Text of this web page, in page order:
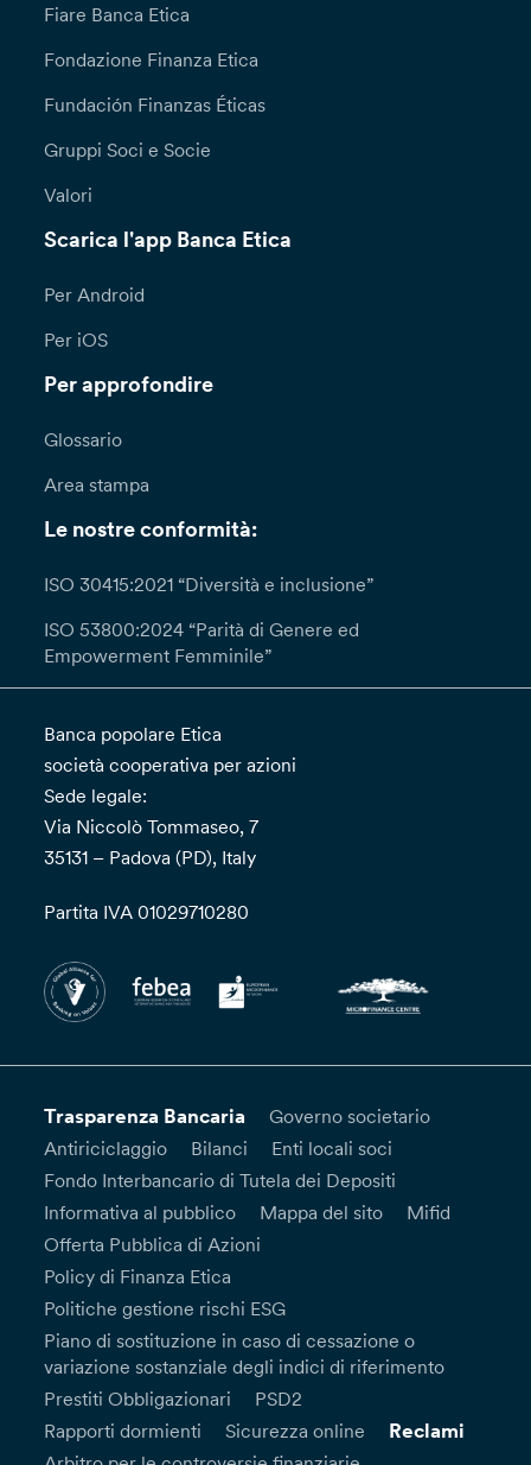
Fiare Banca Etica
Fondazione Finanza Etica
Fundación Finanzas Éticas
Gruppi Soci e Socie
Valori
Scarica l'app Banca Etica
Per Android
Per iOS
Per approfondire
Glossario
Area stampa
Le nostre conformità:
ISO 30415:2021 “Diversità e inclusione”
ISO 53800:2024 “Parità di Genere ed
Empowerment Femminile”
Banca popolare Etica
società cooperativa per azioni
Sede legale:
Via Niccolò Tommaseo, 7
35131 – Padova (PD), Italy
Partita IVA 01029710280
Trasparenza Bancaria
Governo societario
Antiriciclaggio
Bilanci
Enti locali soci
Fondo Interbancario di Tutela dei Depositi
Informativa al pubblico
Mappa del sito
Mifid
Offerta Pubblica di Azioni
Policy di Finanza Etica
Politiche gestione rischi ESG
Piano di sostituzione in caso di cessazione o
variazione sostanziale degli indici di riferimento
Prestiti Obbligazionari
PSD2
Rapporti dormienti
Sicurezza online Reclami